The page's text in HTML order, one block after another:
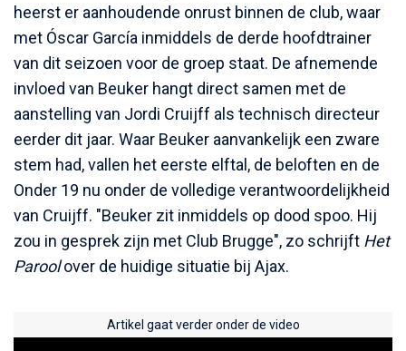
heerst er aanhoudende onrust binnen de club, waar
met Óscar García inmiddels de derde hoofdtrainer
van dit seizoen voor de groep staat. De afnemende
invloed van Beuker hangt direct samen met de
aanstelling van Jordi Cruijff als technisch directeur
eerder dit jaar. Waar Beuker aanvankelijk een zware
stem had, vallen het eerste elftal, de beloften en de
Onder 19 nu onder de volledige verantwoordelijkheid
van Cruijff. "Beuker zit inmiddels op dood spoo. Hij
zou in gesprek zijn met Club Brugge", zo schrijft Het
Paroolover de huidige situatie bij Ajax.
Artikel gaat verder onder de video